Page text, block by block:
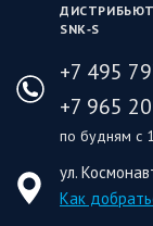
SNK‑S
+7 495
+7 965
по будням с
ул.
Как